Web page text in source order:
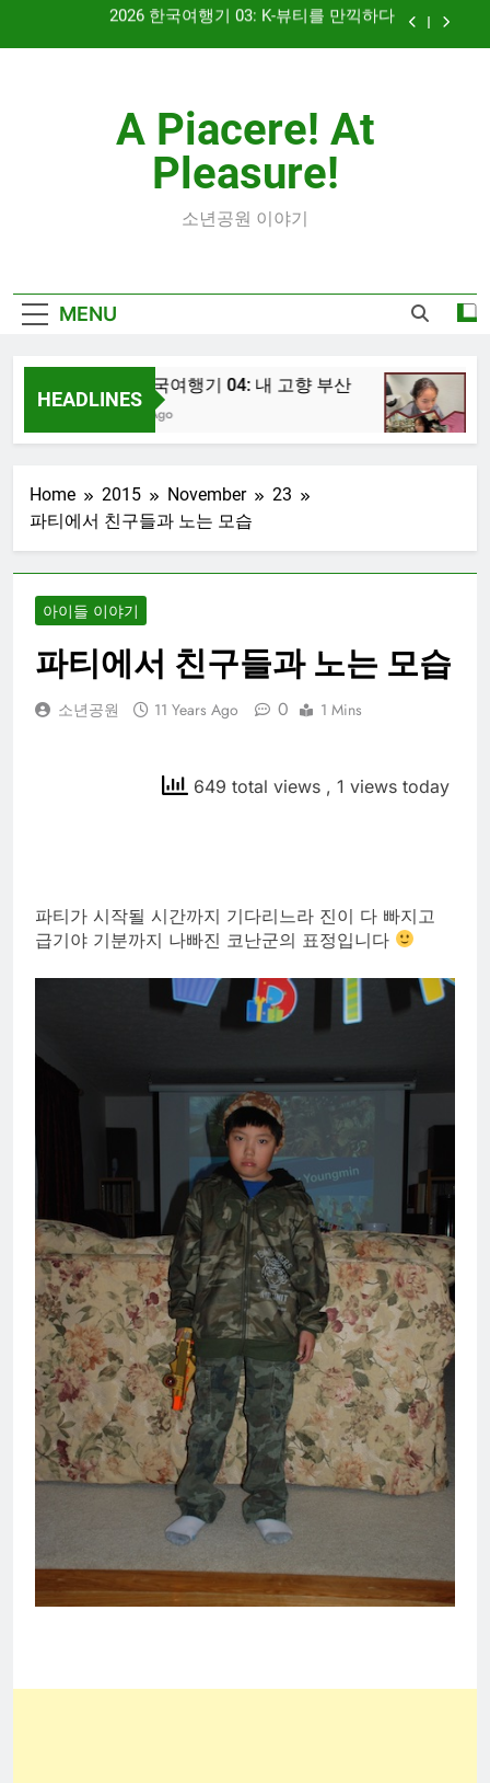
대학 신입생 오리엔테이션과 남편 수술후 회복
2026 한국여행기 04: 내 고향 부산
2026 한국여행기 03: K-뷰티를 만끽하다
대학 신입생 오리엔테이션과 남편 수술후 회복
A Piacere! At
Pleasure!
소년공원 이야기
MENU
HEADLINES
2026 한국여행기 04: 내 고향 부산
1
Home 2015 November
23
파티에서 친구들과 노는 모습
아이들 이야기
파티에서 친구들과 노는 모습
소년공원 11 Years Ago 0 1 Mins
649 total views , 1 views today
파티가 시작될 시간까지 기다리느라 진이 다 빠지고
급기야 기분까지 나빠진 코난군의 표정입니다